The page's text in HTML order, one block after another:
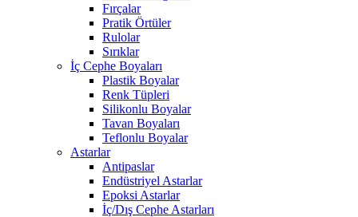
Fırçalar
Pratik Örtüler
Rulolar
Sırıklar
İç Cephe Boyaları
Plastik Boyalar
Renk Tüpleri
Silikonlu Boyalar
Tavan Boyaları
Teflonlu Boyalar
Astarlar
Antipaslar
Endüstriyel Astarlar
Epoksi Astarlar
İç/Dış Cephe Astarları